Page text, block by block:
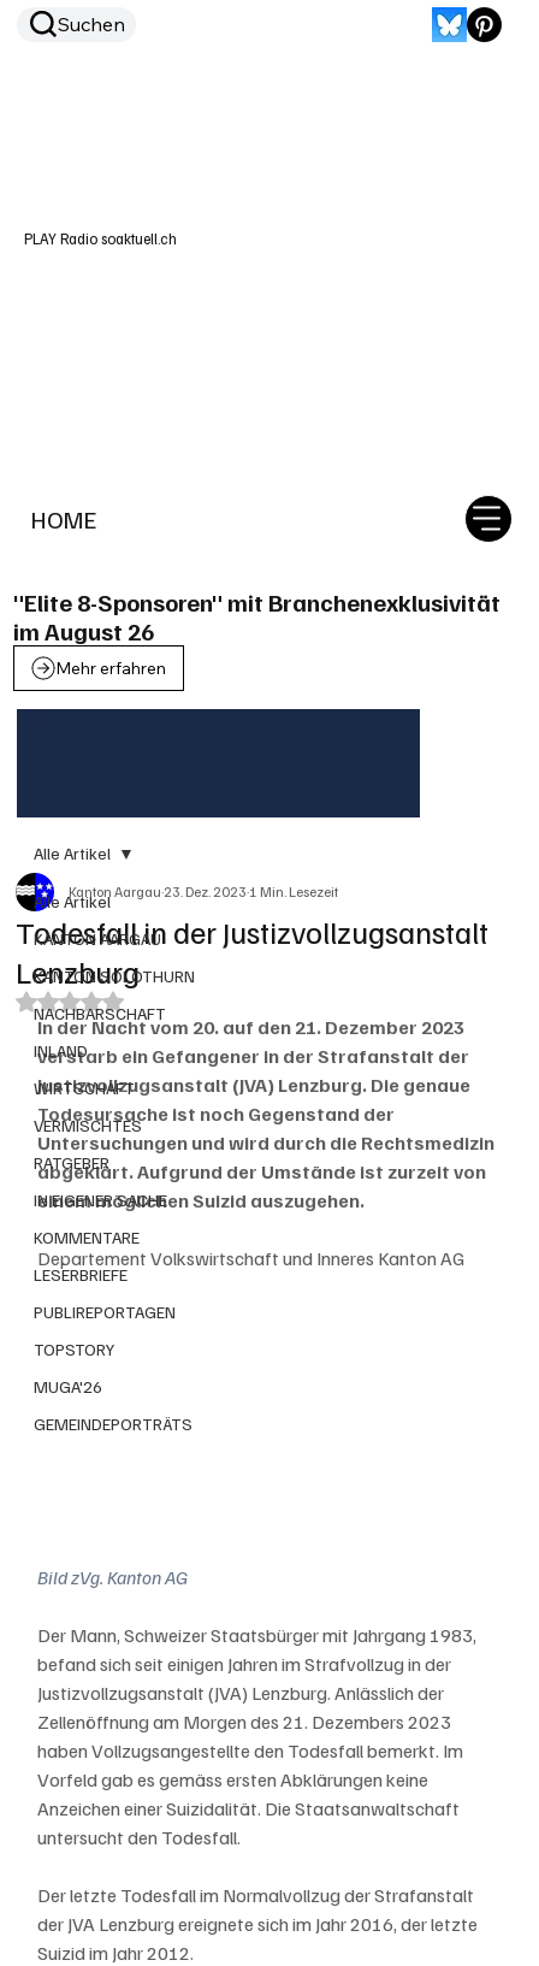
HOME
Suchen
PLAY Radio soaktuell.ch
"Elite 8-Sponsoren" mit Branchenexklusivität
im August 26
Mehr erfahren
Alle Artikel
KANTON AARGAU
KANTON SOLOTHURN
NACHBARSCHAFT
INLAND
WIRTSCHAFT
VERMISCHTES
RATGEBER
IN EIGENER SACHE
KOMMENTARE
LESERBRIEFE
PUBLIREPORTAGEN
TOPSTORY
MUGA'26
GEMEINDEPORTRÄTS
Alle Artikel
Todesfall in der Justizvollzugsanstalt
Lenzburg
Kanton Aargau23. Dez. 20231 Min. Lesezeit
Mit NaN von 5 Sternen bewertet.
In der Nacht vom 20. auf den 21. Dezember 2023
verstarb ein Gefangener in der Strafanstalt der
Justizvollzugsanstalt (JVA) Lenzburg. Die genaue
Todesursache ist noch Gegenstand der
Untersuchungen und wird durch die Rechtsmedizin
abgeklärt. Aufgrund der Umstände ist zurzeit von
einem möglichen Suizid auszugehen.
Departement Volkswirtschaft und Inneres Kanton AG
Bild zVg. Kanton AG
Der Mann, Schweizer Staatsbürger mit Jahrgang 1983,
befand sich seit einigen Jahren im Strafvollzug in der
Justizvollzugsanstalt (JVA) Lenzburg. Anlässlich der
Zellenöffnung am Morgen des 21. Dezembers 2023
haben Vollzugsangestellte den Todesfall bemerkt. Im
Vorfeld gab es gemäss ersten Abklärungen keine
Anzeichen einer Suizidalität. Die Staatsanwaltschaft
untersucht den Todesfall.
Der letzte Todesfall im Normalvollzug der Strafanstalt
der JVA Lenzburg ereignete sich im Jahr 2016, der letzte
Suizid im Jahr 2012.